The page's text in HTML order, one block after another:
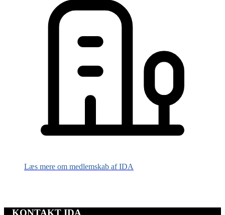
Læs mere om medlemskab af IDA
KONTAKT IDA